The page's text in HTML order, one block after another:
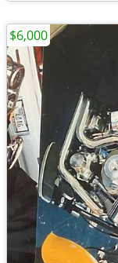
$6,000